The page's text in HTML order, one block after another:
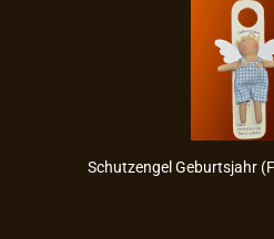
Schutz­en­gel Ge­burts­jahr